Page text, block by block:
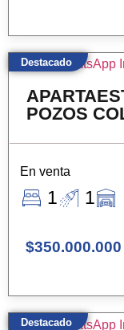
POZOS
En venta
1 1
$350.000.000
Destacado
Destacado